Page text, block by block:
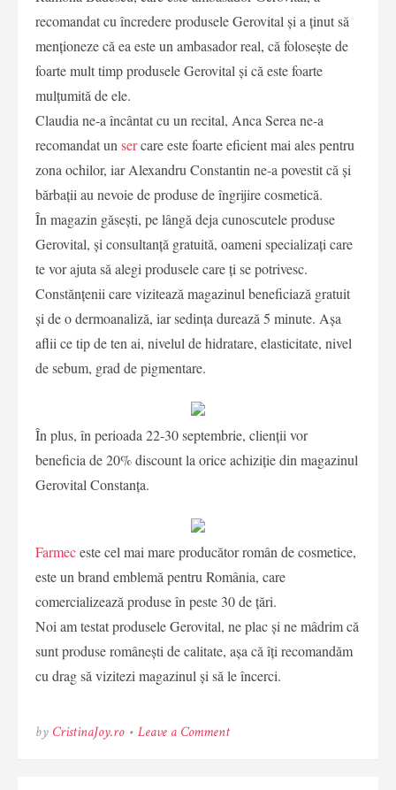
recomandat cu încredere produsele Gerovital și a ținut să
menționeze că ea este un ambasador real, că folosește de
foarte mult timp produsele Gerovital și că este foarte
mulțumită de ele.
Claudia ne-a încântat cu un recital, Anca Serea ne-a
recomandat un sercare este foarte eficient mai ales pentru
zona ochilor, iar Alexandru Constantin ne-a povestit că și
bărbații au nevoie de produse de îngrijire cosmetică.
În magazin găsești, pe lângă deja cunoscutele produse
Gerovital, și consultanță gratuită, oameni specializați care
te vor ajuta să alegi produsele care ți se potrivesc.
Constănțenii care vizitează magazinul beneficiază gratuit
și de o dermoanaliză, iar sedința durează 5 minute. Așa
aflii ce tip de ten ai, nivelul de hidratare, elasticitate, nivel
de sebum, grad de pigmentare.
În plus, în perioada 22-30 septembrie, clienții vor
beneficia de 20% discount la orice achiziție din magazinul
Gerovital Constanța.
Farmeceste cel mai mare producător român de cosmetice,
este un brand emblemă pentru România, care
comercializează produse în peste 30 de țări.
Noi am testat produsele Gerovital, ne plac și ne mâdrim că
sunt produse românești de calitate, așa că îți recomandăm
cu drag să vizitezi magazinul și să le încerci.
by CristinaJoy.ro • Leave a Commenton